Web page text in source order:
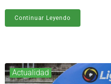
Continuar Leyendo
Actualidad